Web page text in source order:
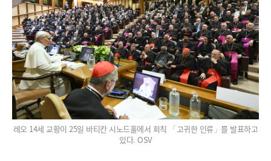
레오 14세 교황이 25일 바티칸 시노드홀에서 회칙 「고귀한 인류」를 발표하고
있다. OSV